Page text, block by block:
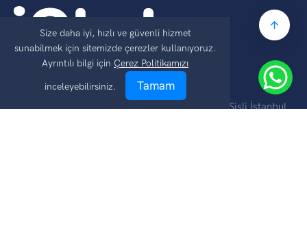
Eğitim Sistemleri
© iOkul Eğitim Teknolojileri A.Ş.
Abide-i Hürriyet cd. Merkez mah. No:136/4 Şişli İstanbul
Size daha iyi, hızlı ve güvenli hizmet
sunabilmek için sitemizde çerezler kullanıyoruz.
Ayrıntılı bilgi için Çerez Politikamızı
inceleyebilirsiniz.
Tamam